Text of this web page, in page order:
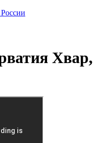
Хвар,